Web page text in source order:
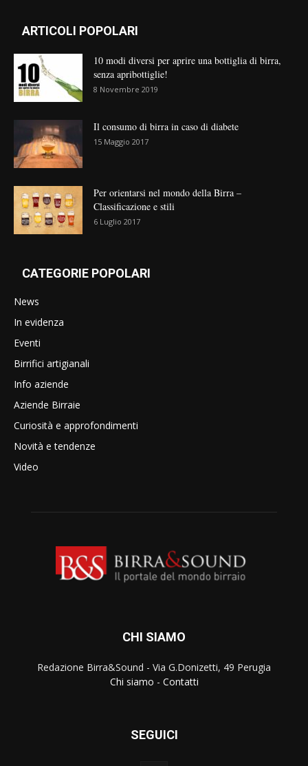
ARTICOLI POPOLARI
10 modi diversi per aprire una bottiglia di birra,
senza apribottiglie!
8 Novembre 2019
Il consumo di birra in caso di diabete
15 Maggio 2017
Per orientarsi nel mondo della Birra –
Classificazione e stili
6 Luglio 2017
CATEGORIE POPOLARI
News
In evidenza
Eventi
Birrifici artigianali
Info aziende
Aziende Birraie
Curiosità e approfondimenti
Novità e tendenze
Video
CHI SIAMO
Redazione Birra&Sound - Via G.Donizetti, 49 Perugia
Chi siamo - Contatti
SEGUICI